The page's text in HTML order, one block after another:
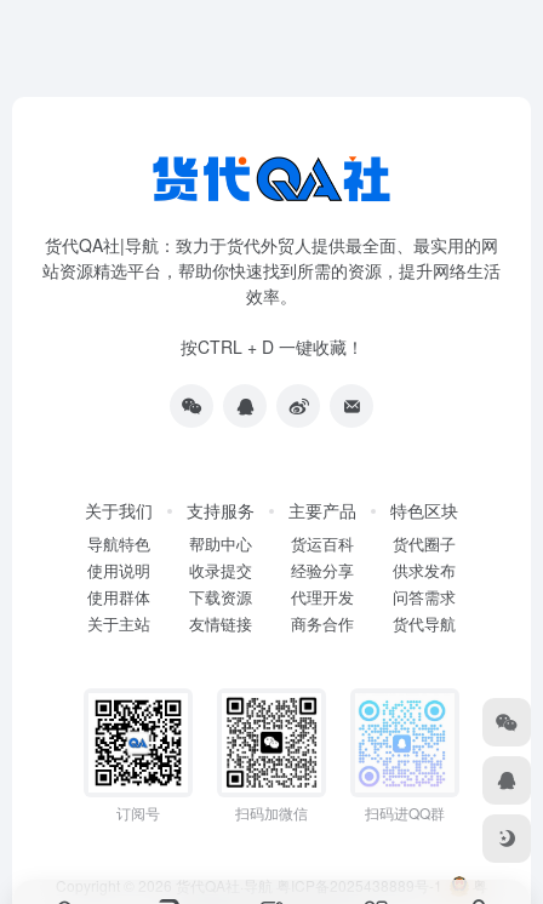
货代QA社|导航：致力于货代外贸人提供最全面、最实用的网
站资源精选平台，帮助你快速找到所需的资源，提升网络生活
效率。
按CTRL + D 一键收藏！
关于我们
导航特色
使用说明
使用群体
关于主站
支持服务
帮助中心
收录提交
下载资源
友情链接
主要产品
货运百科
经验分享
代理开发
商务合作
特色区块
货代圈子
供求发布
问答需求
货代导航
订阅号 扫码加微信 扫码进QQ群
Copyright © 2026 货代QA社·导航 粤ICP备2025438889号-1
粤